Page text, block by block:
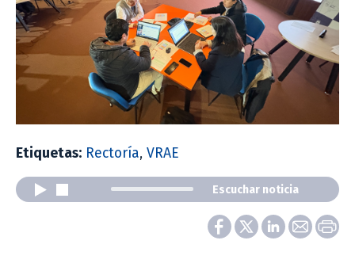
Etiquetas: Rectoría, VRAE
Escuchar noticia